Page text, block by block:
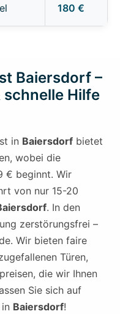
180 €
Baiersdorf –
Hilfe
in Baiersdorf bietet
wobei die
€ beginnt. Wir
von nur 15-20
. In den
zerstörungsfrei –
Wir bieten faire
Türen,
die wir Ihnen
Sie sich auf
Baiersdorf!